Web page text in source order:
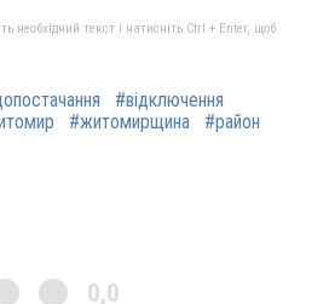
необхідний текст і натисніть Ctrl + Enter, щоб
#відключення
#житомирщина
#район
0,0